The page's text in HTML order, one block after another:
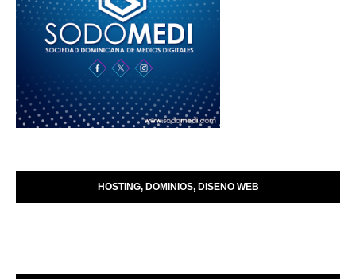
HOSTING, DOMINIOS, DISENO WEB